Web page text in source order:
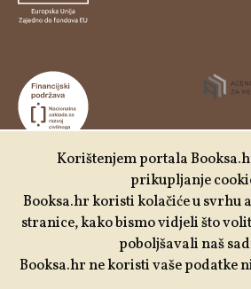
Udruga Kulturtreger je korisnik
Nacionalne zaklade za razvoj
stabilizaciju i/ili razvoj udruge u
društvenog razvoja.
Korištenjem portala
prikupljanje
Booksa.hr koristi kolačiće u svrhu
stranice, kako bismo vidjeli što
poboljšavali naš
Booksa.hr ne koristi vaše podatke